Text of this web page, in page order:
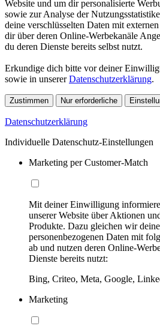
Website und um dir personalisierte
sowie zur Analyse der
deine verschlüsselten Daten mit
dir über deren Online-Werbekanäle
du deren Dienste bereits selbst nutzt.
Erkundige dich bitte vor deiner
sowie in unsererDatenschutzerklärung.
Zustimmen Nur erforderliche
Datenschutzerklärung
Individuelle Datenschutz-Einstellungen
Marketing per Customer-Match
Mit deiner Einwilligung
unserer Website über Aktionen
Produkte. Dazu gleichen wir
personenbezogenen Daten mit
ab und nutzen deren Online-
Dienste bereits nutzt:
Bing, Criteo, Meta, Google,
Marketing